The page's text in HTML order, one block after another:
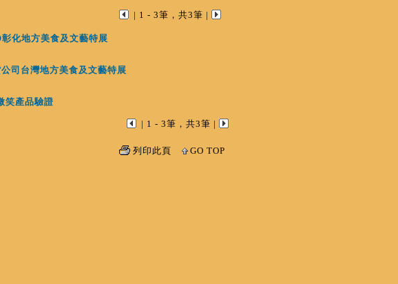
| 1 - 3筆，共3筆 |
化地方美食及文藝特展
司台灣地方美食及文藝特展
笑產品驗證
| 1 - 3筆，共3筆 |
列印此頁 GO TOP